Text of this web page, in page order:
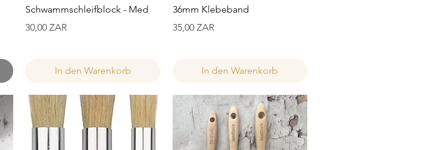
Schnellansicht
Schwammschleifblock - Med
Preis
30,00 ZAR
In den Warenkorb
Schnellansicht
36mm Klebeband
Preis
35,00 ZAR
In den Warenkorb